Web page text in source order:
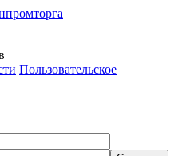
Пользовательское